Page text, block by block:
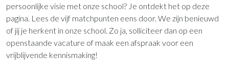
persoonlijke visie met onze school? Je ontdekt het op deze
pagina. Lees de vijf matchpunten eens door. We zijn benieuwd
of jij je herkent in onze school. Zo ja, solliciteer dan op een
openstaande vacature of maak een afspraak voor een
vrijblijvende kennismaking!